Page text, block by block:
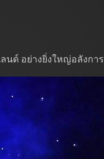
นด์ อย่างยิ่งใหญ่อลังการ